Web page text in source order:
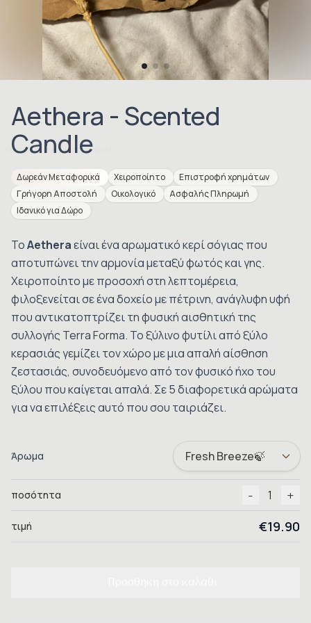
Aethera - Scented
Candle
Δωρεάν Μεταφορικά Χειροποίητο
Επιστροφή χρημάτων
Γρήγορη Αποστολή
Οικολογικό
Ασφαλής Πληρωμή
Ιδανικό για Δώρο
ΤοAetheraείναι ένα αρωματικό κερί σόγιας που
αποτυπώνει την αρμονία μεταξύ φωτός και γης.
Χειροποίητο με προσοχή στη λεπτομέρεια,
φιλοξενείται σε ένα δοχείο με πέτρινη, ανάγλυφη υφή
που αντικατοπτρίζει τη φυσική αισθητική της
συλλογής Terra Forma. Το ξύλινο φυτίλι από ξύλο
κερασιάς γεμίζει τον χώρο με μια απαλή αίσθηση
ζεστασιάς, συνοδευόμενο από τον φυσικό ήχο του
ξύλου που καίγεται απαλά. Σε 5 διαφορετικά αρώματα
για να επιλέξεις αυτό που σου ταιριάζει.
Άρωμα
ποσότητα - 1 +
τιμή €19.90